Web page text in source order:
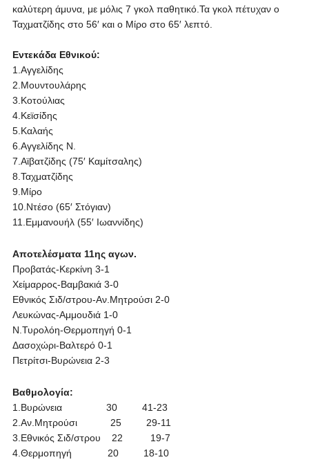
καλύτερη άμυνα, με μόλις 7 γκολ παθητικό.Τα γκολ πέτυχαν ο
Ταχματζίδης στο 56′ και ο Μίρο στο 65′ λεπτό.
Εντεκάδα Εθνικού:
1.Αγγελίδης
2.Μουντουλάρης
3.Κοτούλιας
4.Κεϊσίδης
5.Καλαής
6.Αγγελίδης Ν.
7.Αϊβατζίδης (75′ Καμίτσαλης)
8.Ταχματζίδης
9.Μίρο
10.Ντέσο (65′ Στόγιαν)
11.Εμμανουήλ (55′ Ιωαννίδης)
Αποτελέσματα 11ης αγων.
Προβατάς-Κερκίνη 3-1
Χείμαρρος-Βαμβακιά 3-0
Εθνικός Σιδ/στρου-Αν.Μητρούσι 2-0
Λευκώνας-Αμμουδιά 1-0
Ν.Τυρολόη-Θερμοπηγή 0-1
Δασοχώρι-Βαλτερό 0-1
Πετρίτσι-Βυρώνεια 2-3
Βαθμολογία:
1.Βυρώνεια 30 41-23
2.Αν.Μητρούσι 25 29-11
3.Εθνικός Σιδ/στρου 22 19-7
4.Θερμοπηγή 20 18-10